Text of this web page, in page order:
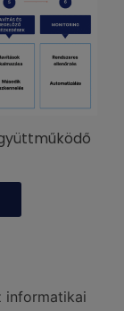
informatikai